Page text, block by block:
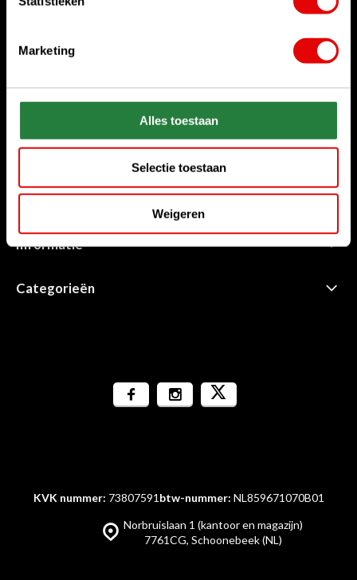
Marketing
Alles toestaan
Selectie toestaan
Weigeren
Stuur ons een e-mail
sales@golfdriver.nl
Klantenservice
Informatie
Categorieën
Norbruislaan 1 (kantoor en magazijn)
7761CG, Schoonebeek (NL)
KVK nummer: 73807591 btw-nummer: NL859671070B01